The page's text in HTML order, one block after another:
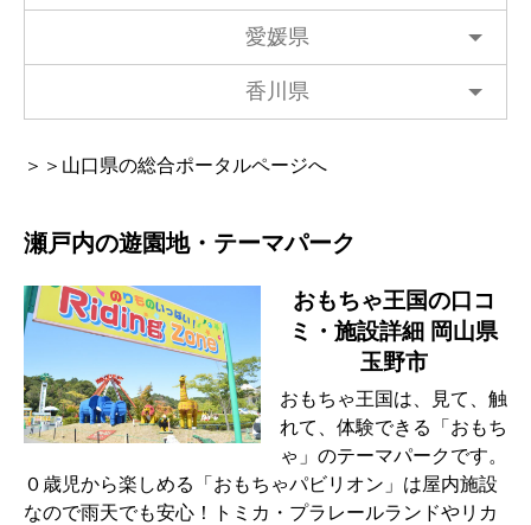
愛媛県
香川県
＞＞山口県の総合ポータルページへ
瀬戸内の遊園地・テーマパーク
おもちゃ王国の口コ
ミ・施設詳細 岡山県
玉野市
おもちゃ王国は、見て、触
れて、体験できる「おもち
ゃ」のテーマパークです。
０歳児から楽しめる「おもちゃパビリオン」は屋内施設
なので雨天でも安心！トミカ・プラレールランドやリカ